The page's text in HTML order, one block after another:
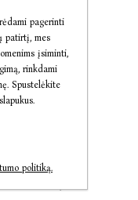
pagerinti
patirtį, mes
įsiminti,
rinkdami
Spustelėkite
politiką.